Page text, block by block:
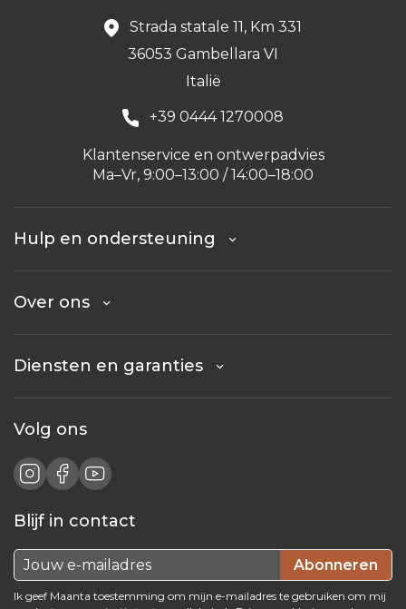
Strada statale 11, Km 331
36053 Gambellara VI
Italië
+39 0444 1270008
Klantenservice en ontwerpadvies
Ma–Vr, 9:00–13:00 / 14:00–18:00
Hulp en ondersteuning
Over ons
Diensten en garanties
Volg ons
Blijf in contact
Abonneren
Ik geef Maanta toestemming om mijn e-mailadres te gebruiken om mij